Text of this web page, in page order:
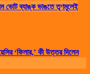
ব্যাঙ্ক ভাঙতে তৃণমূলেই